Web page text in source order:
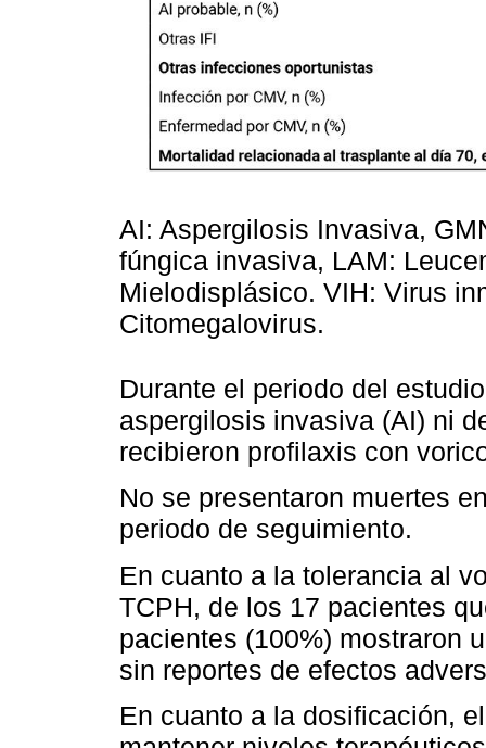
AI: Aspergilosis Invasiva,
fúngica invasiva, LAM:
Mielodisplásico. VIH: Virus
Citomegalovirus.
Durante el periodo del
aspergilosis invasiva (AI) ni
recibieron profilaxis con
No se presentaron muertes
periodo de seguimiento.
En cuanto a la tolerancia al
TCPH, de los 17 pacientes
pacientes (100%) mostraron
sin reportes de efectos
En cuanto a la dosificación,